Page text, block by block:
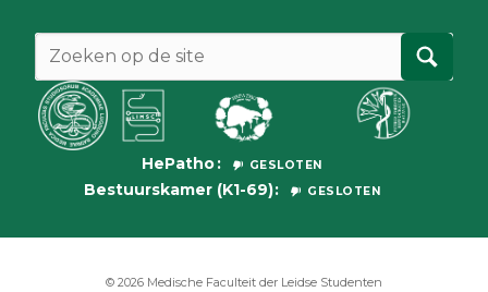
HePatho GESLOTEN
Bestuurskamer (K1-69) GESLOTEN
© 2026 Medische Faculteit der Leidse Studenten